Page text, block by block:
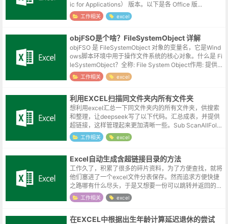
ic for Applications） 版本。以下是各 Office 版...
工作相关 excel
objFSO是个啥？FileSystemObject 详解
objFSO 是 FileSystemObject 对象的变量名，它是Wind
ows脚本环境中用于操作文件系统的核心对象。什么是 Fi
leSystemObject？全称: File System Object作用: 提供对
计算机文件系...
工作相关 excel
利用EXCEL扫描同文件夹内所有文件夹
想利用excel汇总一下同文件夹内的所有文件夹，供搜索
和整理，让deepseek写了以下代码。汇总成表，并提供
超链接，这样管理起来更加清晰一些。Sub ScanAllFold
ersRecursive() Dim objFSO ...
工作相关 excel
Excel自动生成含超链接目录的方法
工作久了，积累了很多的碎片资料，为了方便查找，就将
他们塞进了一个excel文件分表保存。然而追求方便快捷
之路哪有什么尽头，于是又想要一份可以跳转并返回的目
录，自动将其他表格的表格名称汇总到目录表，并在分表
添加返回目录的按钮。这几天尝试...
工作相关 excel
在EXCEL中根据出生年龄计算延迟退休的尝试